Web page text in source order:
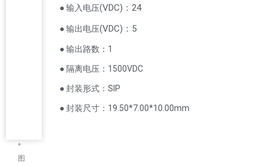
*
图
● 输入电压(VDC)：24
● 输出电压(VDC) ：5
● 输出路数：1
● 隔离电压：1500VDC
● 封装形式：SIP
● 封装尺寸：19.50*7.00*10.00mm